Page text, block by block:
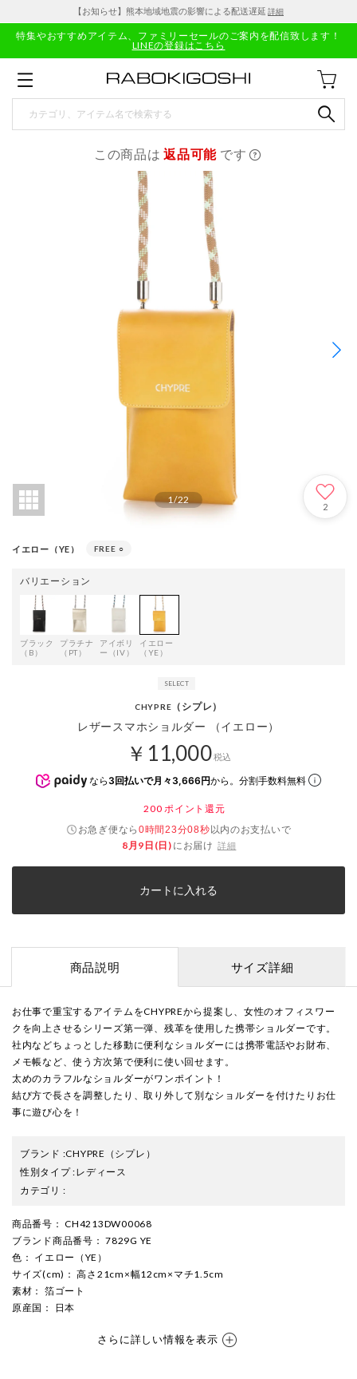
【お知らせ】熊本地域地震の影響による配送遅延 詳細
特集やおすすめアイテム、ファミリーセールのご案内を配信致します！
LINEの登録はこちら
この商品は返品可能 です
1/22
2
イエロー（YE） FREE ○
バリエーション
ブラック
（B）
プラチナ
（PT）
アイボリ
ー（IV）
イエロー
（YE）
CHYPRE （シプレ）
レザースマホショルダー （イエロー）
￥11,000税込
なら 3回払いで月々3,666円から。分割手数料無料
200 ポイント還元
お急ぎ便なら0時間23分08秒以内のお支払いで
8月9日(日) にお届け 詳細
カートに入れる
商品説明 サイズ詳細
お仕事で重宝するアイテムをCHYPREから提案し、女性のオフィスワー
クを向上させるシリーズ第一弾、残革を使用した携帯ショルダーです。
社内などちょっとした移動に便利なショルダーには携帯電話やお財布、
メモ帳など、使う方次第で便利に使い回せます。
太めのカラフルなショルダーがワンポイント！
結び方で長さを調整したり、取り外して別なショルダーを付けたりお仕
事に遊び心を！
ブランド :CHYPRE （シプレ）
性別タイプ:レディース
カテゴリ :
商品番号 ： CH4213DW00068
ブランド商品番号 ： 7829G YE
色 ： イエロー（YE）
サイズ(cm) ： 高さ21cm×幅12cm×マチ1.5cm
素材 ： 箔ゴート
原産国 ： 日本
さらに詳しい情報を表示